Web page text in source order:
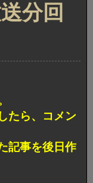
分回
たら、コメン
記事を後日作